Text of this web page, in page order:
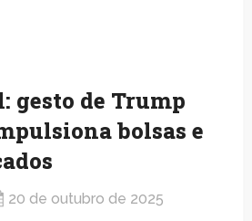
gesto de Trump
bolsas e
20 de outubro de 2025